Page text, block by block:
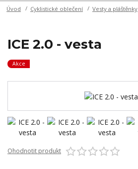
Úvod Cyklistické oblečení Vesty a pláštěnky
ICE 2.0 - vesta
Akce
Ohodnotit produkt